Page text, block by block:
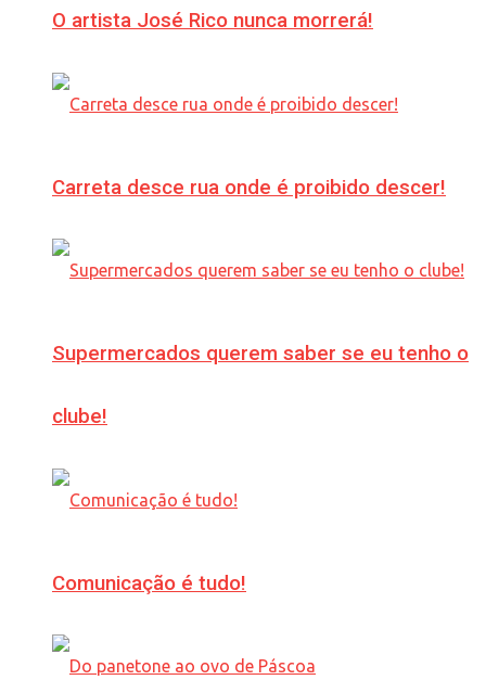
O artista José Rico nunca morrerá!
Carreta desce rua onde é proibido descer!
Supermercados querem saber se eu tenho o
clube!
Comunicação é tudo!